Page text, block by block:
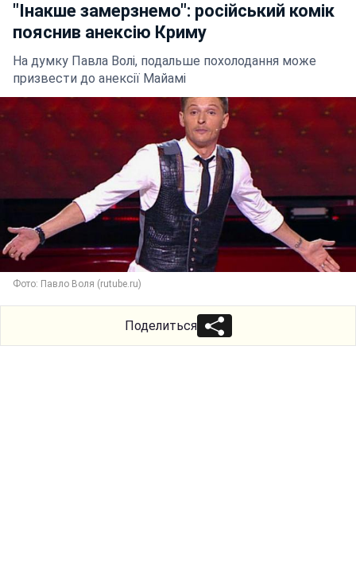
"Інакше замерзнемо": російський комік
пояснив анексію Криму
На думку Павла Волі, подальше похолодання може
призвести до анексії Майамі
Фото: Павло Воля (rutube.ru)
Поделиться